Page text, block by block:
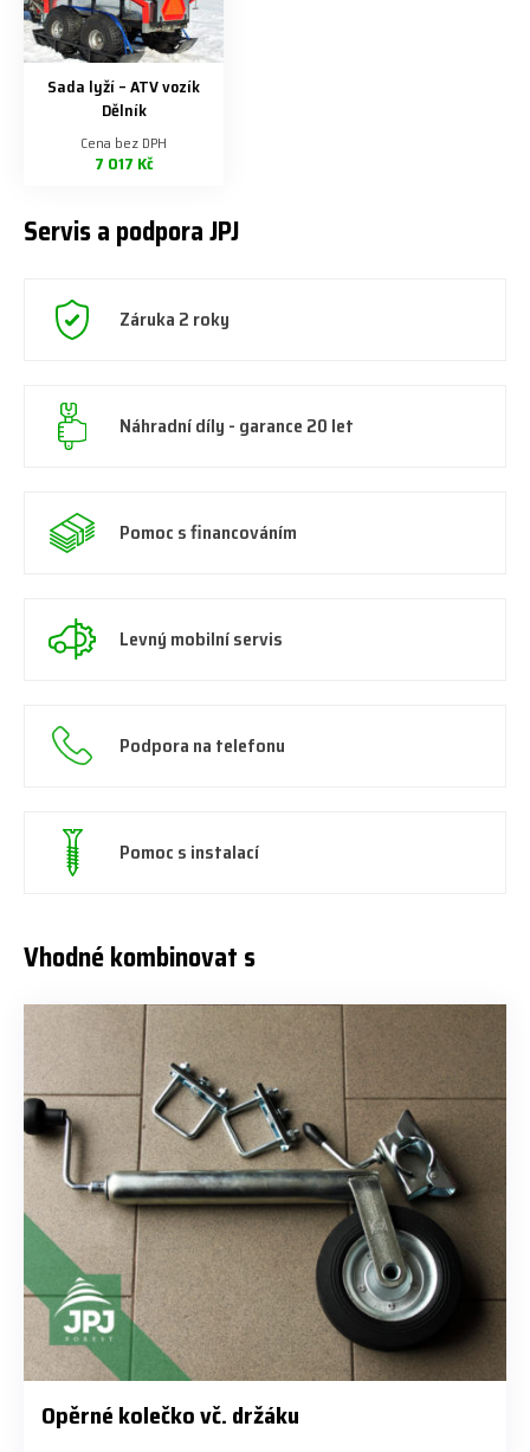
Sada lyží – ATV vozík
Dělník
Cena bez DPH
7 017 Kč
Servis a podpora JPJ
Záruka 2 roky
Náhradní díly - garance 20 let
Pomoc s financováním
Levný mobilní servis
Podpora na telefonu
Pomoc s instalací
Vhodné kombinovat s
Opěrné kolečko vč. držáku